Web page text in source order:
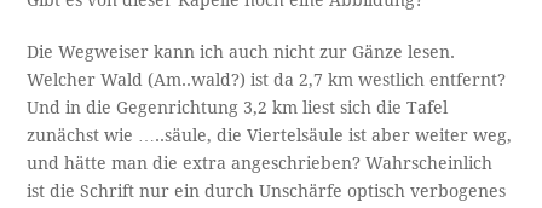
Die Wegweiser kann ich auch nicht zur Gänze lesen.
Welcher Wald (Am..wald?) ist da 2,7 km westlich entfernt?
Und in die Gegenrichtung 3,2 km liest sich die Tafel
zunächst wie …..säule, die Viertelsäule ist aber weiter weg,
und hätte man die extra angeschrieben? Wahrscheinlich
ist die Schrift nur ein durch Unschärfe optisch verbogenes